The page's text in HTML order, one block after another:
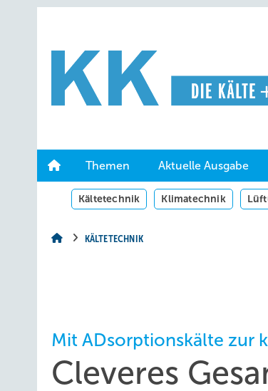
Hauptinhalt
Hauptmenü
Themen Aktuelle Ausgabe
Kältetechnik Klimatechnik
KÄLTETECHNIK
Mit ADsorptionskälte zur
Cleveres